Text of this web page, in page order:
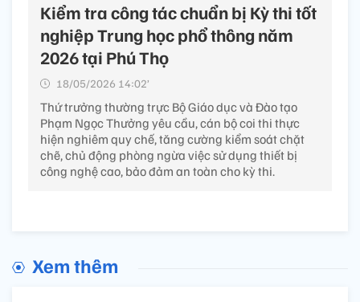
Kiểm tra công tác chuẩn bị Kỳ thi tốt
nghiệp Trung học phổ thông năm
2026 tại Phú Thọ
18/05/2026 14:02’
Thứ trưởng thường trực Bộ Giáo dục và Đào tạo
Phạm Ngọc Thưởng yêu cầu, cán bộ coi thi thực
hiện nghiêm quy chế, tăng cường kiểm soát chặt
chẽ, chủ động phòng ngừa việc sử dụng thiết bị
công nghệ cao, bảo đảm an toàn cho kỳ thi.
Xem thêm